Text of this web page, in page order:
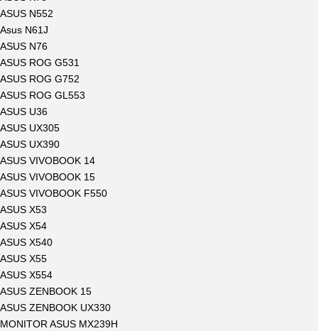
ASUS N552
Asus N61J
ASUS N76
ASUS ROG G531
ASUS ROG G752
ASUS ROG GL553
ASUS U36
ASUS UX305
ASUS UX390
ASUS VIVOBOOK 14
ASUS VIVOBOOK 15
ASUS VIVOBOOK F550
ASUS X53
ASUS X54
ASUS X540
ASUS X55
ASUS X554
ASUS ZENBOOK 15
ASUS ZENBOOK UX330
MONITOR ASUS MX239H